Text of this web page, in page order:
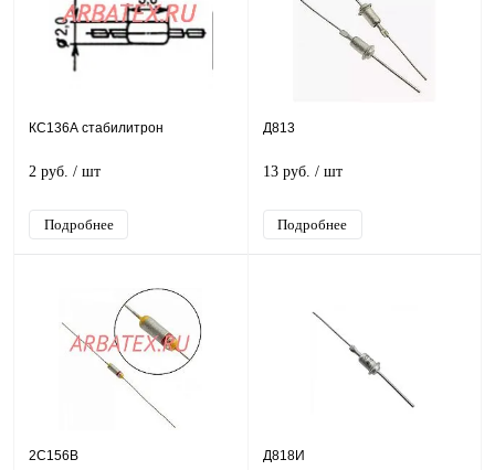
КС136А стабилитрон
2 руб. / шт
Подробнее
Д813
13 руб. / шт
Подробнее
2С156В Д818И